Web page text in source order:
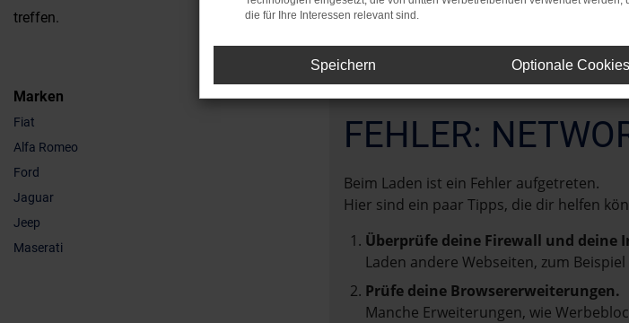
treffen.
Marken
Fiat
Alfa Romeo
Ford
Jaguar
Jeep
Maserati
FEHLER:
Beim Laden ist ein Fehler aufgetreten.
Hier sind ein paar Tipps, die dir helfen
Überprüfe deine Firewall und deine
Laden andere Webseiten, zum
Prüfe deine Browsererweiterungen.
Manche Erweiterungen, wie
die für Ihre Interessen relevant sind.
Speichern Optionale